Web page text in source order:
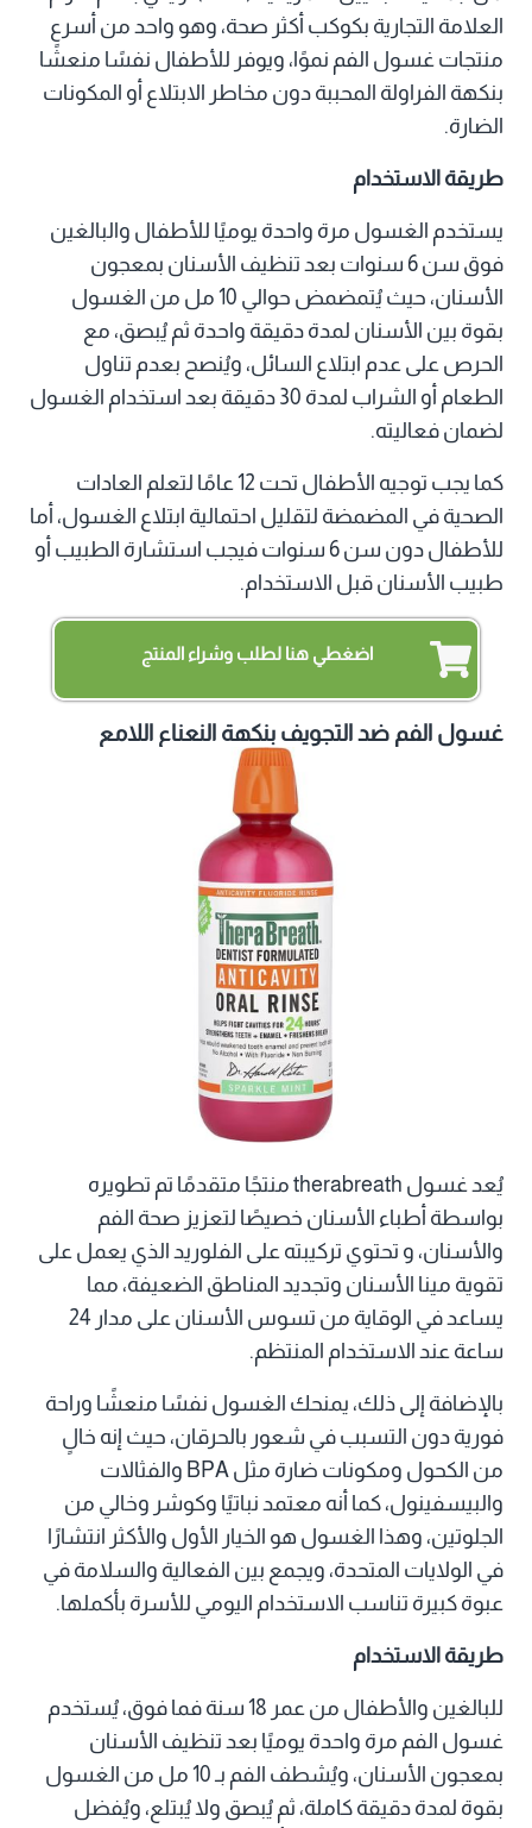
العلامة التجارية بكوكب أكثر صحة، وهو واحد من أسرع
منتجات غسول الفم نموًا، ويوفر للأطفال نفسًا منعشًا
بنكهة الفراولة المحببة دون مخاطر الابتلاع أو المكونات
الضارة.
طريقة الاستخدام
يستخدم الغسول مرة واحدة يوميًا للأطفال والبالغين
فوق سن 6 سنوات بعد تنظيف الأسنان بمعجون
الأسنان، حيث يُتمضمض حوالي 10 مل من الغسول
بقوة بين الأسنان لمدة دقيقة واحدة ثم يُبصق، مع
الحرص على عدم ابتلاع السائل، ويُنصح بعدم تناول
الطعام أو الشراب لمدة 30 دقيقة بعد استخدام الغسول
لضمان فعاليته.
كما يجب توجيه الأطفال تحت 12 عامًا لتعلم العادات
الصحية في المضمضة لتقليل احتمالية ابتلاع الغسول، أما
للأطفال دون سن 6 سنوات فيجب استشارة الطبيب أو
طبيب الأسنان قبل الاستخدام.
اضغطي هنا لطلب وشراء المنتج
غسول الفم ضد التجويف بنكهة النعناع اللامع
يُعد غسول therabreath منتجًا متقدمًا تم تطويره
بواسطة أطباء الأسنان خصيصًا لتعزيز صحة الفم
والأسنان، و تحتوي تركيبته على الفلوريد الذي يعمل على
تقوية مينا الأسنان وتجديد المناطق الضعيفة، مما
يساعد في الوقاية من تسوس الأسنان على مدار 24
ساعة عند الاستخدام المنتظم.
بالإضافة إلى ذلك، يمنحك الغسول نفسًا منعشًا وراحة
فورية دون التسبب في شعور بالحرقان، حيث إنه خالٍ
من الكحول ومكونات ضارة مثل BPA والفثالات
والبيسفينول، كما أنه معتمد نباتيًا وكوشر وخالي من
الجلوتين، وهذا الغسول هو الخيار الأول والأكثر انتشارًا
في الولايات المتحدة، ويجمع بين الفعالية والسلامة في
عبوة كبيرة تناسب الاستخدام اليومي للأسرة بأكملها.
طريقة الاستخدام
للبالغين والأطفال من عمر 18 سنة فما فوق، يُستخدم
غسول الفم مرة واحدة يوميًا بعد تنظيف الأسنان
بمعجون الأسنان، ويُشطف الفم بـ 10 مل من الغسول
بقوة لمدة دقيقة كاملة، ثم يُبصق ولا يُبتلع، ويُفضل